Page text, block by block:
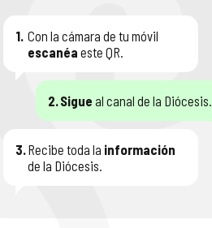
1. Con la cámara de tu móvil
escanéa este QR.
2.Sigue al canal de la Diócesis.
3.Recibe toda la información
de la Diócesis.